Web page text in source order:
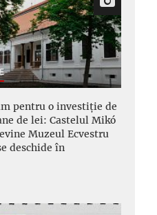
pentru o investiție de
de lei: Castelul Mikó
Muzeul Ecvestru
deschide în